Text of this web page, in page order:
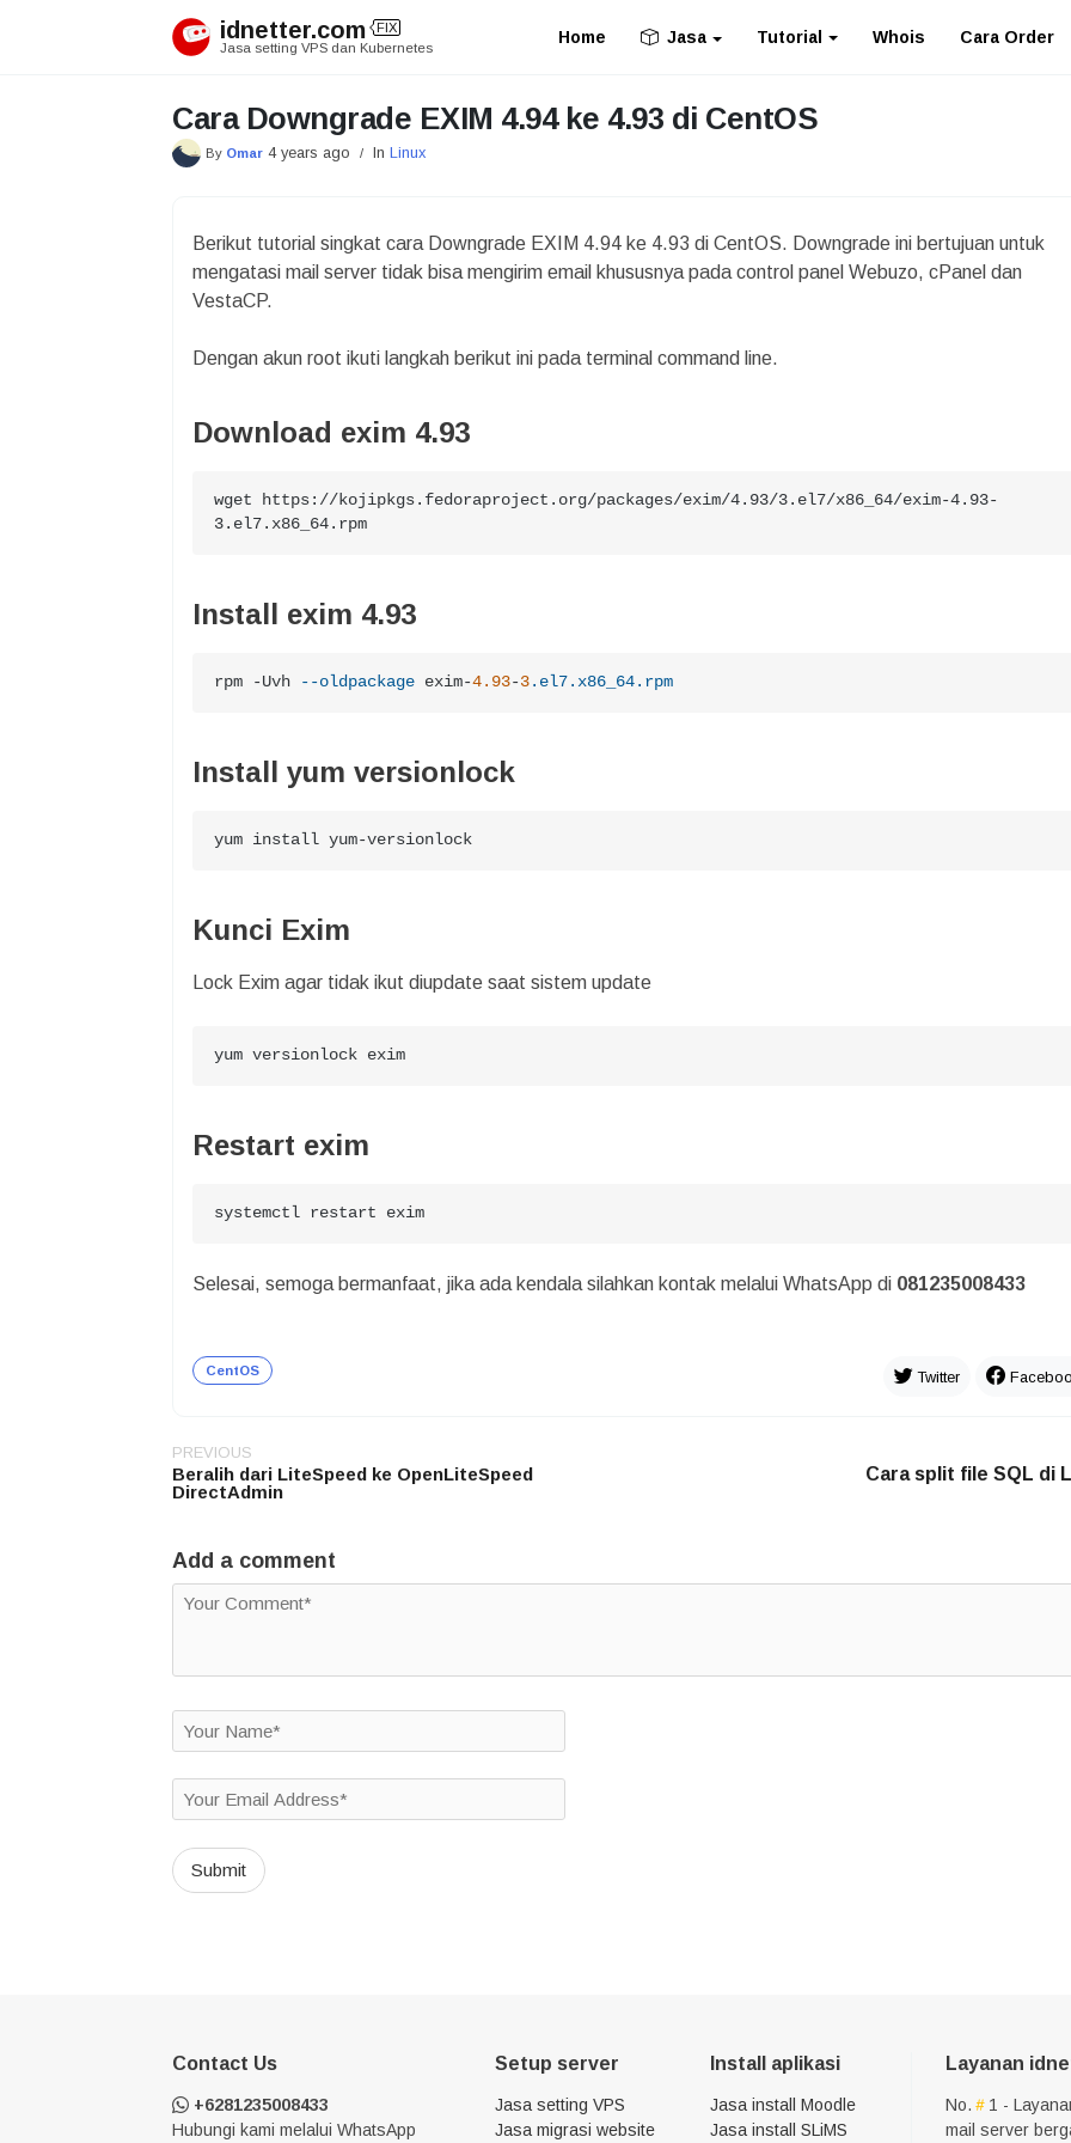
idnetter.com FIX
Jasa setting VPS dan Kubernetes
Home Jasa Tutorial Whois Cara Order
Cara Downgrade EXIM 4.94 ke 4.93 di CentOS
By Omar 4 years ago / In Linux
Berikut tutorial singkat cara Downgrade EXIM 4.94 ke 4.93 di CentOS. Downgrade ini bertujuan untuk
mengatasi mail server tidak bisa mengirim email khususnya pada control panel Webuzo, cPanel dan
VestaCP.
Dengan akun root ikuti langkah berikut ini pada terminal command line.
Download exim 4.93
wget https://kojipkgs.fedoraproject.org/packages/exim/4.93/3.el7/x86_64/exim-4.93-
3.el7.x86_64.rpm
Install exim 4.93
rpm -Uvh --oldpackage exim-4.93- 3.el7.x86_64.rpm
Install yum versionlock
yum install yum-versionlock
Kunci Exim
Lock Exim agar tidak ikut diupdate saat sistem update
yum versionlock exim
Restart exim
systemctl restart exim
Selesai, semoga bermanfaat, jika ada kendala silahkan kontak melalui WhatsApp di 081235008433
CentOS Twitter
Post
navigation
PREVIOUS
Beralih dari LiteSpeed ke OpenLiteSpeed
DirectAdmin
Cara split file SQL di
Add a comment
Contact Us
+6281235008433
Hubungi kami melalui WhatsApp
Setup server
Jasa setting VPS
Jasa migrasi website
Install aplikasi
Jasa install Moodle
Jasa install SLiMS
Layanan
No.
1 -
mail server